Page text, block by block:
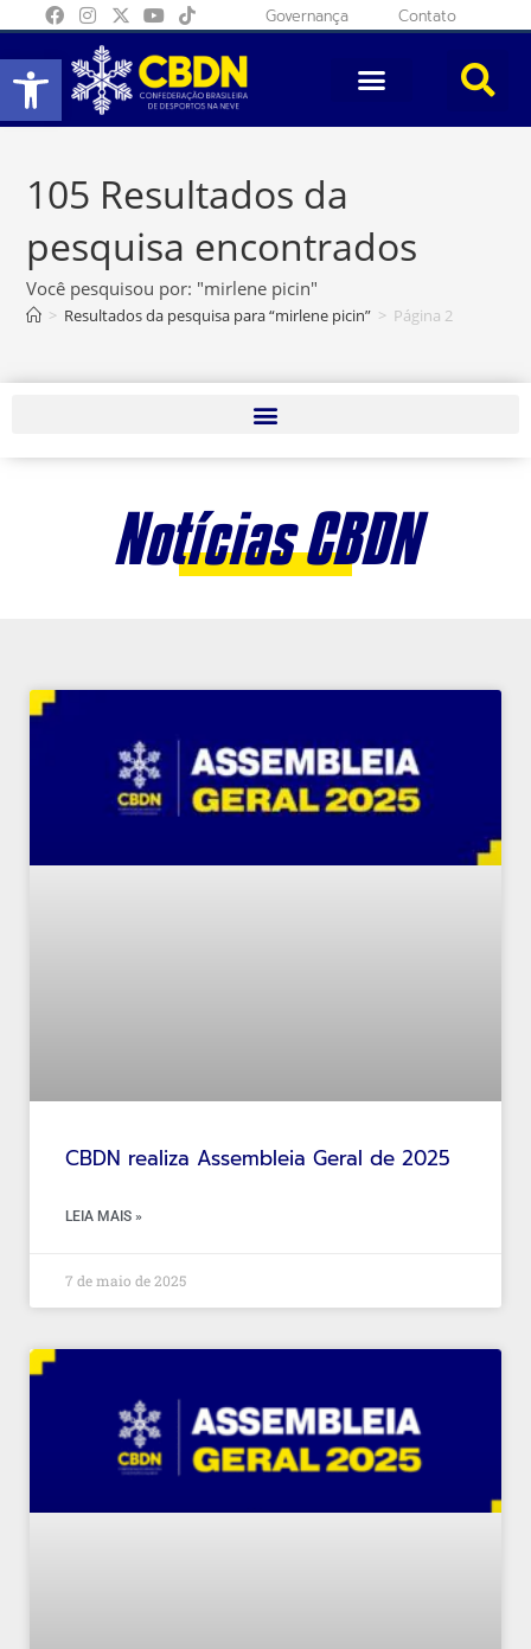
Abrir a barra de ferramentas
Governança Contato
105 Resultados da
pesquisa encontrados
Você pesquisou por: "mirlene picin"
> Resultados da pesquisa para“mirlene picin” > Página 2
Notícias CBDN
CBDN realiza Assembleia Geral de 2025
LEIA MAIS »
7 de maio de 2025